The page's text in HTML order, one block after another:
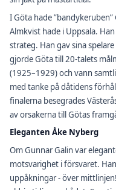
I Göta hade
Almkvist hade i Uppsala.
strateg. Han gav sina
gjorde Göta till 20-talets
(1925–1929) och vann
med tanke på dåtidens
finalerna besegrades
av orsakerna till Götas
Eleganten Åke Nyberg
Om Gunnar Galin var
motsvarighet i försvaret.
uppåkningar - över